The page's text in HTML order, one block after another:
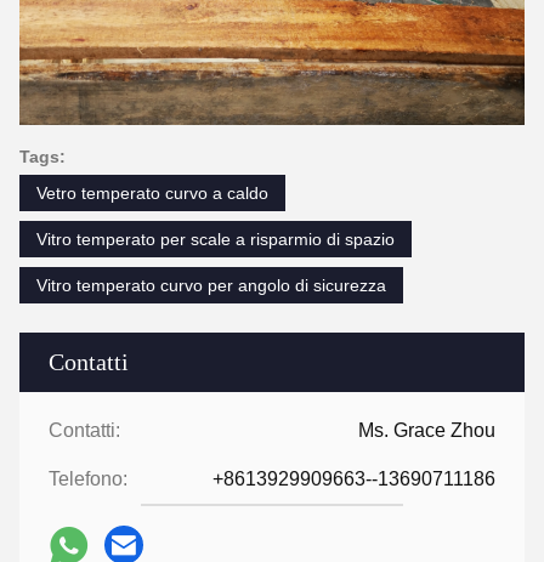
Contatti
Contatti: Ms. Grace Zhou
Telefono: +8613929909663--13690711186
Tags:
Vetro temperato curvo a caldo
Vitro temperato per scale a risparmio di spazio
Vitro temperato curvo per angolo di sicurezza